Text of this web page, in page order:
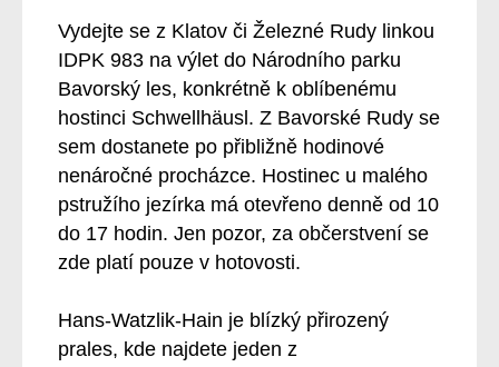
Vydejte se z Klatov či Železné Rudy linkou
IDPK 983 na výlet do Národního parku
Bavorský les, konkrétně k oblíbenému
hostinci Schwellhäusl . Z Bavorské Rudy se
sem dostanete po přibližně hodinové
nenáročné procházce. Hostinec u malého
pstružího jezírka má otevřeno denně od 10
do 17 hodin. Jen pozor, za občerstvení se
zde platí pouze v hotovosti.
Hans-Watzlik-Hain je blízký přirozený
prales, kde najdete jeden z